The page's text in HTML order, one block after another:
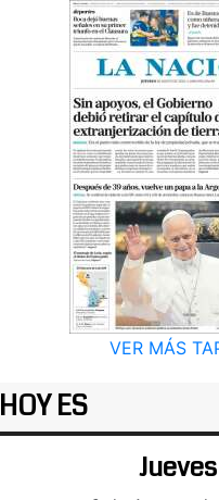
VER MÁS
HOY ES
Jueves